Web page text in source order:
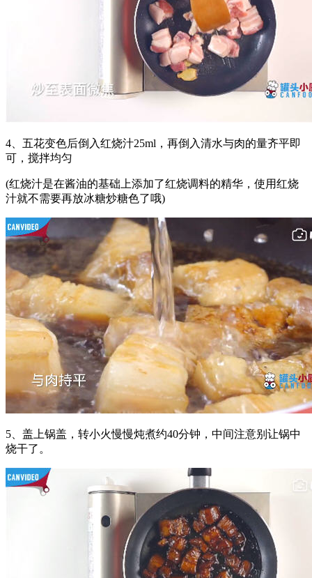
4、五花变色后倒入红烧汁25ml，再倒入清水与肉的量齐平即
可，搅拌均匀
(红烧汁是在酱油的基础上添加了红烧调料的精华，使用红烧
汁就不需要再放冰糖炒糖色了哦)
5、盖上锅盖，转小火慢慢炖煮约40分钟，中间注意别让锅中
烧干了。